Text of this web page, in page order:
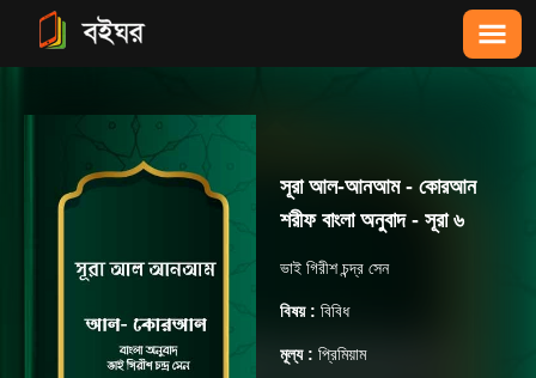
সূরা আল-আনআম - কোরআন
শরীফ বাংলা অনুবাদ - সূরা ৬
ভাই গিরীশ চন্দ্র সেন
বিষয় : বিবিধ
মূল্য : প্রিমিয়াম